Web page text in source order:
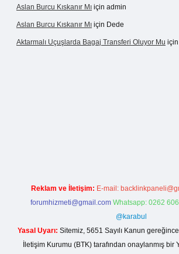
Aslan Burcu Kıskanır Mı için admin
Aslan Burcu Kıskanır Mı için Dede
Aktarmalı Uçuşlarda Bagaj Transferi Oluyor Mu için
Reklam ve İletişim: E-mail:
forumhizmeti@gmail.com Whatsapp: 0262
@karabul
Yasal Uyarı: Sitemiz, 5651 Sayılı Kanun
İletişim Kurumu (BTK) tarafından onaylanmış bir